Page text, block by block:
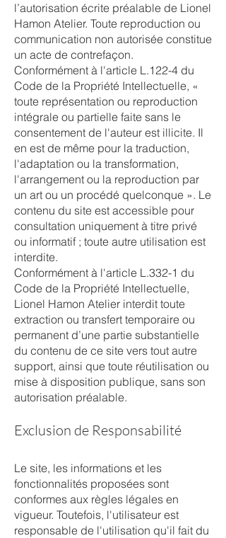
l’autorisation écrite préalable de Lionel
Hamon Atelier. Toute reproduction ou
communication non autorisée constitue
un acte de contrefaçon.
Conformément à l'article L.122-4 du
Code de la Propriété Intellectuelle, «
toute représentation ou reproduction
intégrale ou partielle faite sans le
consentement de l'auteur est illicite. Il
en est de même pour la traduction,
l'adaptation ou la transformation,
l'arrangement ou la reproduction par
un art ou un procédé quelconque ». Le
contenu du site est accessible pour
consultation uniquement à titre privé
ou informatif ; toute autre utilisation est
interdite.
Conformément à l'article L.332-1 du
Code de la Propriété Intellectuelle,
Lionel Hamon Atelier interdit toute
extraction ou transfert temporaire ou
permanent d’une partie substantielle
du contenu de ce site vers tout autre
support, ainsi que toute réutilisation ou
mise à disposition publique, sans son
autorisation préalable.
Exclusion de Responsabilité
Le site, les informations et les
fonctionnalités proposées sont
conformes aux règles légales en
vigueur. Toutefois, l'utilisateur est
responsable de l'utilisation qu'il fait du